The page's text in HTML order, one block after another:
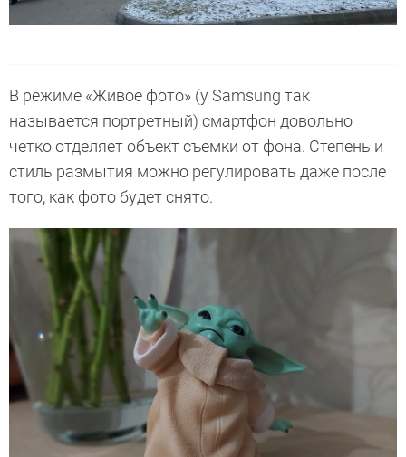
В режиме «Живое фото» (у Samsung так
называется портретный) смартфон довольно
четко отделяет объект съемки от фона. Степень и
стиль размытия можно регулировать даже после
того, как фото будет снято.